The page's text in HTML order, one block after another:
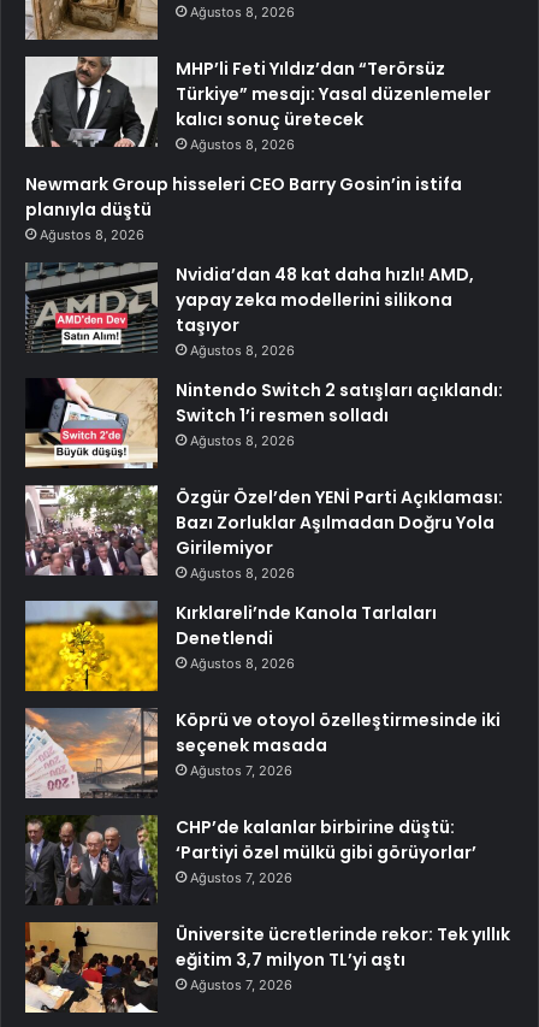
Ağustos 8, 2026
MHP’li Feti Yıldız’dan “Terörsüz
Türkiye” mesajı: Yasal düzenlemeler
kalıcı sonuç üretecek
Ağustos 8, 2026
Newmark Group hisseleri CEO Barry Gosin’in istifa
planıyla düştü
Ağustos 8, 2026
Nvidia’dan 48 kat daha hızlı! AMD,
yapay zeka modellerini silikona
taşıyor
Ağustos 8, 2026
Nintendo Switch 2 satışları açıklandı:
Switch 1’i resmen solladı
Ağustos 8, 2026
Özgür Özel’den YENİ Parti Açıklaması:
Bazı Zorluklar Aşılmadan Doğru Yola
Girilemiyor
Ağustos 8, 2026
Kırklareli’nde Kanola Tarlaları
Denetlendi
Ağustos 8, 2026
Köprü ve otoyol özelleştirmesinde iki
seçenek masada
Ağustos 7, 2026
CHP’de kalanlar birbirine düştü:
‘Partiyi özel mülkü gibi görüyorlar’
Ağustos 7, 2026
Üniversite ücretlerinde rekor: Tek yıllık
eğitim 3,7 milyon TL’yi aştı
Ağustos 7, 2026